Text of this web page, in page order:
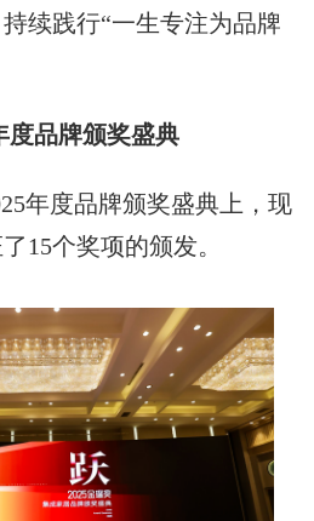
续践行“一生专注为品牌
度品牌颁奖盛典
年度品牌颁奖盛典上，现
15个奖项的颁发。